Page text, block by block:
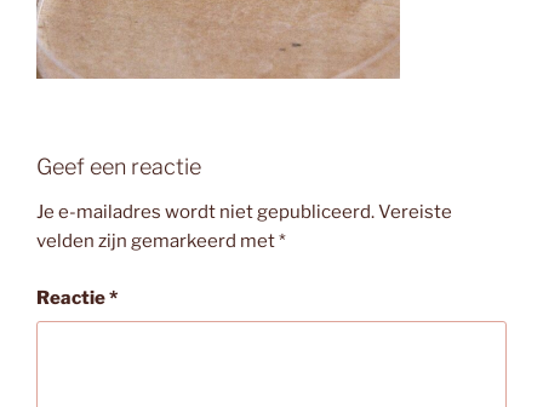
Geef een reactie
Je e-mailadres wordt niet gepubliceerd.Vereiste
velden zijn gemarkeerd met*
Reactie*